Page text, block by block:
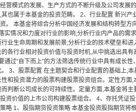
营模式的发展、生产方式的不断升级及公司发展
也属于本基金的投资范畴。 2、行业配置 新兴产
。 本基金将综合分析中国经济发展和结构转型方
情况和力度对行业的影响;分析行业内产品的需
业生命周期和发展前景;分析行业的技术壁垒和进
各行业相对投资价值与投资时机,从中挑选出具有
过“自下而上”的方法筛选传统行业中具有成长性
3、股票配置 在主题契合和行业配置的基础上,本
和投资潜力的股票构建股票投资组合。定性方面,
判断公司成长的可持续性。定量方面,本基金将主
资价值的上市公司构建股票组合。 4、存托凭证
略 1、股指期货投资策略 本基金投资股指期货将